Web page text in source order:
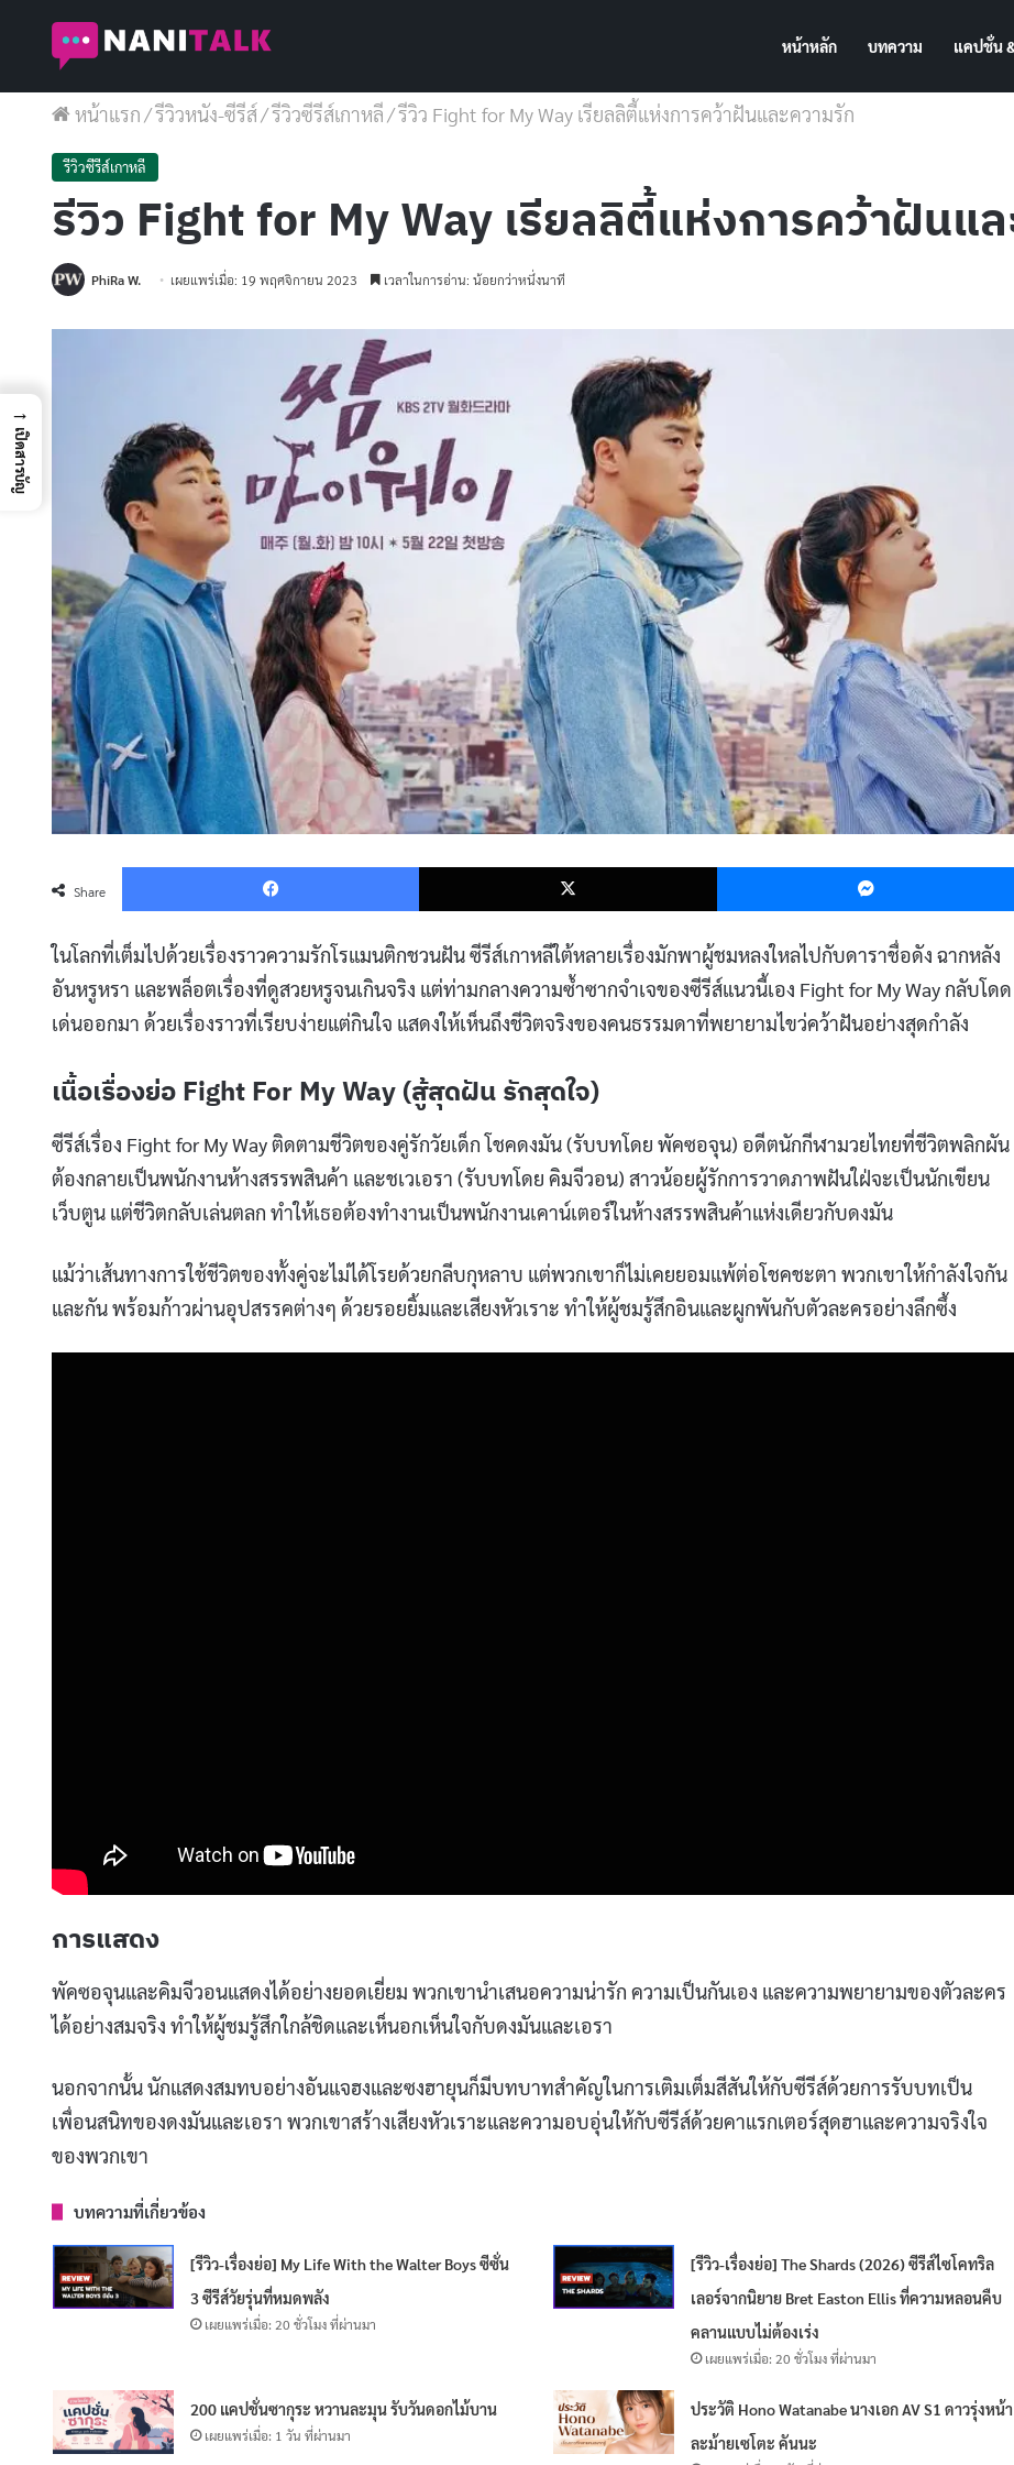
หน้าหลัก บทความ แคปชั่น
หน้าแรก/รีวิวหนัง-ซีรีส์/รีวิวซีรีส์เกาหลี/รีวิว Fight for My Way เรียลลิตี้แห่งการคว้าฝันและความรัก
รีวิวซีรีส์เกาหลี
รีวิว Fight for My Way เรียลลิตี้แห่งการคว้าฝันแ
PhiRa W. เผยแพร่เมื่อ: 19 พฤศจิกายน 2023 เวลาในการอ่าน: น้อยกว่าหนึ่งนาที
Share
Facebook X
ในโลกที่เต็มไปด้วยเรื่องราวความรักโรแมนติกชวนฝัน ซีรีส์เกาหลีใต้หลายเรื่องมักพาผู้ชมหลงใหลไปกับดาราชื่อดัง ฉากหลัง
อันหรูหรา และพล็อตเรื่องที่ดูสวยหรูจนเกินจริง แต่ท่ามกลางความซ้ำซากจำเจของซีรีส์แนวนี้เอง Fight for My Way กลับโดด
เด่นออกมา ด้วยเรื่องราวที่เรียบง่ายแต่กินใจ แสดงให้เห็นถึงชีวิตจริงของคนธรรมดาที่พยายามไขว่คว้าฝันอย่างสุดกำลัง
เนื้อเรื่องย่อ Fight For My Way (สู้สุดฝัน รักสุดใจ)
ซีรีส์เรื่อง Fight for My Way ติดตามชีวิตของคู่รักวัยเด็ก โชคดงมัน (รับบทโดย พัคซอจุน) อดีตนักกีฬามวยไทยที่ชีวิตพลิกผัน
ต้องกลายเป็นพนักงานห้างสรรพสินค้า และชเวเอรา (รับบทโดย คิมจีวอน) สาวน้อยผู้รักการวาดภาพฝันใฝ่จะเป็นนักเขียน
เว็บตูน แต่ชีวิตกลับเล่นตลก ทำให้เธอต้องทำงานเป็นพนักงานเคาน์เตอร์ในห้างสรรพสินค้าแห่งเดียวกับดงมัน
แม้ว่าเส้นทางการใช้ชีวิตของทั้งคู่จะไม่ได้โรยด้วยกลีบกุหลาบ แต่พวกเขาก็ไม่เคยยอมแพ้ต่อโชคชะตา พวกเขาให้กำลังใจกัน
และกัน พร้อมก้าวผ่านอุปสรรคต่างๆ ด้วยรอยยิ้มและเสียงหัวเราะ ทำให้ผู้ชมรู้สึกอินและผูกพันกับตัวละครอย่างลึกซึ้ง
การแสดง
พัคซอจุนและคิมจีวอนแสดงได้อย่างยอดเยี่ยม พวกเขานำเสนอความน่ารัก ความเป็นกันเอง และความพยายามของตัวละคร
ได้อย่างสมจริง ทำให้ผู้ชมรู้สึกใกล้ชิดและเห็นอกเห็นใจกับดงมันและเอรา
นอกจากนั้น นักแสดงสมทบอย่างอันแจฮงและซงฮายุนก็มีบทบาทสำคัญในการเติมเต็มสีสันให้กับซีรีส์ด้วยการรับบทเป็น
เพื่อนสนิทของดงมันและเอรา พวกเขาสร้างเสียงหัวเราะและความอบอุ่นให้กับซีรีส์ด้วยคาแรกเตอร์สุดฮาและความจริงใจ
ของพวกเขา
บทความที่เกี่ยวข้อง
[รีวิว-เรื่องย่อ] My Life With the Walter Boys ซีซั่น
3 ซีรีส์วัยรุ่นที่หมดพลัง
เผยแพร่เมื่อ: 20 ชั่วโมง ที่ผ่านมา
[รีวิว-เรื่องย่อ] The Shards (2026) ซีรีส์ไซโคทริล
เลอร์จากนิยาย Bret Easton Ellis ที่ความหลอนคืบ
คลานแบบไม่ต้องเร่ง
เผยแพร่เมื่อ: 20 ชั่วโมง ที่ผ่านมา
200 แคปชั่นซากุระ หวานละมุน รับวันดอกไม้บาน
เผยแพร่เมื่อ: 1 วัน ที่ผ่านมา
ประวัติ Hono Watanabe นางเอก AV S1 ดาวรุ่งหน้า
ละม้ายเซโตะ คันนะ
→
เปิดสารบัญ